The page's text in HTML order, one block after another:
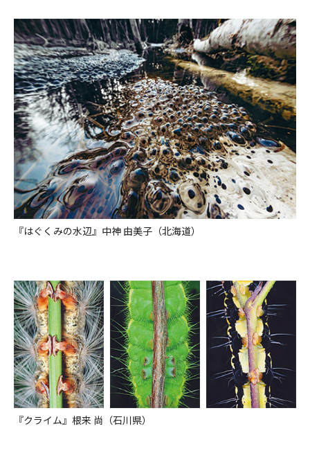
『はぐくみの水辺』中神 由美子（北海道）
『クライム』根来 尚（石川県）